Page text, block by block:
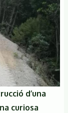
d’una
curiosa